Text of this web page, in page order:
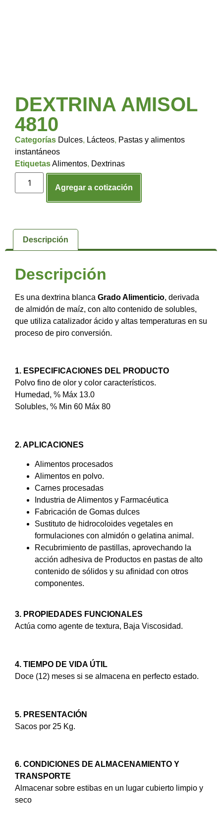
DEXTRINA AMISOL
4810
Categorías Dulces, Lácteos, Pastas y alimentos
instantáneos
EtiquetasAlimentos, Dextrinas
Agregar a cotización
Descripción
Descripción
Es una dextrina blanca Grado Alimenticio, derivada
de almidón de maíz, con alto contenido de solubles,
que utiliza catalizador ácido y altas temperaturas en su
proceso de piro conversión.
1. ESPECIFICACIONES DEL PRODUCTO
Polvo fino de olor y color característicos.
Humedad, % Máx 13.0
Solubles, % Min 60 Máx 80
2. APLICACIONES
Alimentos procesados
Alimentos en polvo.
Carnes procesadas
Industria de Alimentos y Farmacéutica
Fabricación de Gomas dulces
Sustituto de hidrocoloides vegetales en
formulaciones con almidón o gelatina animal.
Recubrimiento de pastillas, aprovechando la
acción adhesiva de Productos en pastas de alto
contenido de sólidos y su afinidad con otros
componentes.
3. PROPIEDADES FUNCIONALES
Actúa como agente de textura, Baja Viscosidad.
4. TIEMPO DE VIDA ÚTIL
Doce (12) meses si se almacena en perfecto estado.
5. PRESENTACIÓN
Sacos por 25 Kg.
6. CONDICIONES DE ALMACENAMIENTO Y
TRANSPORTE
Almacenar sobre estibas en un lugar cubierto limpio y
seco